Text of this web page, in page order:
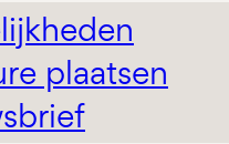
plaatsen